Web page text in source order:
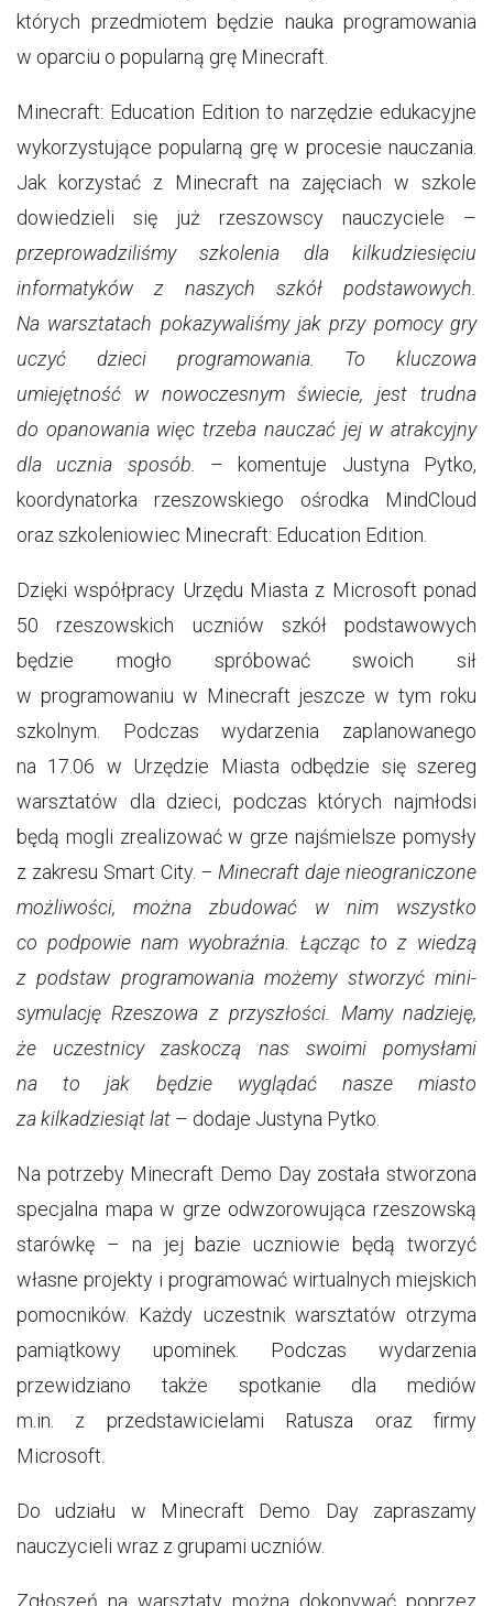
których przedmiotem będzie nauka programowania
w oparciu o popularną grę Minecraft.
Minecraft: Education Edition to narzędzie edukacyjne
wykorzystujące popularną grę w procesie nauczania.
Jak korzystać z Minecraft na zajęciach w szkole
dowiedzieli się już rzeszowscy nauczyciele –
przeprowadziliśmy szkolenia dla kilkudziesięciu
informatyków z naszych szkół podstawowych.
Na warsztatach pokazywaliśmy jak przy pomocy gry
uczyć dzieci programowania. To kluczowa
umiejętność w nowoczesnym świecie, jest trudna
do opanowania więc trzeba nauczać jej w atrakcyjny
dla ucznia sposób.
– komentuje Justyna Pytko,
koordynatorka rzeszowskiego ośrodka MindCloud
oraz szkoleniowiec Minecraft: Education Edition.
Dzięki współpracy Urzędu Miasta z Microsoft ponad
50 rzeszowskich uczniów szkół podstawowych
będzie mogło spróbować swoich sił
w programowaniu w Minecraft jeszcze w tym roku
szkolnym. Podczas wydarzenia zaplanowanego
na 17.06 w Urzędzie Miasta odbędzie się szereg
warsztatów dla dzieci, podczas których najmłodsi
będą mogli zrealizować w grze najśmielsze pomysły
z zakresu Smart City. – Minecraft daje nieograniczone
możliwości, można zbudować w nim wszystko
co podpowie nam wyobraźnia. Łącząc to z wiedzą
z podstaw programowania możemy stworzyć mini-
symulację Rzeszowa z przyszłości. Mamy nadzieję,
że uczestnicy zaskoczą nas swoimi pomysłami
na to jak będzie wyglądać nasze miasto
za kilkadziesiąt lat – dodaje Justyna Pytko.
Na potrzeby Minecraft Demo Day została stworzona
specjalna mapa w grze odwzorowująca rzeszowską
starówkę – na jej bazie uczniowie będą tworzyć
własne projekty i programować wirtualnych miejskich
pomocników. Każdy uczestnik warsztatów otrzyma
pamiątkowy upominek. Podczas wydarzenia
przewidziano także spotkanie dla mediów
m.in. z przedstawicielami Ratusza oraz firmy
Microsoft.
Do udziału w Minecraft Demo Day zapraszamy
nauczycieli wraz z grupami uczniów.
Zgłoszeń na warsztaty można dokonywać poprzez